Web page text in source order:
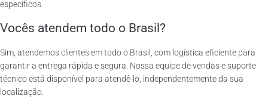
específicos.
Vocês atendem todo o Brasil?
Sim, atendemos clientes em todo o Brasil, com logística eficiente para
garantir a entrega rápida e segura. Nossa equipe de vendas e suporte
técnico está disponível para atendê-lo, independentemente da sua
localização.